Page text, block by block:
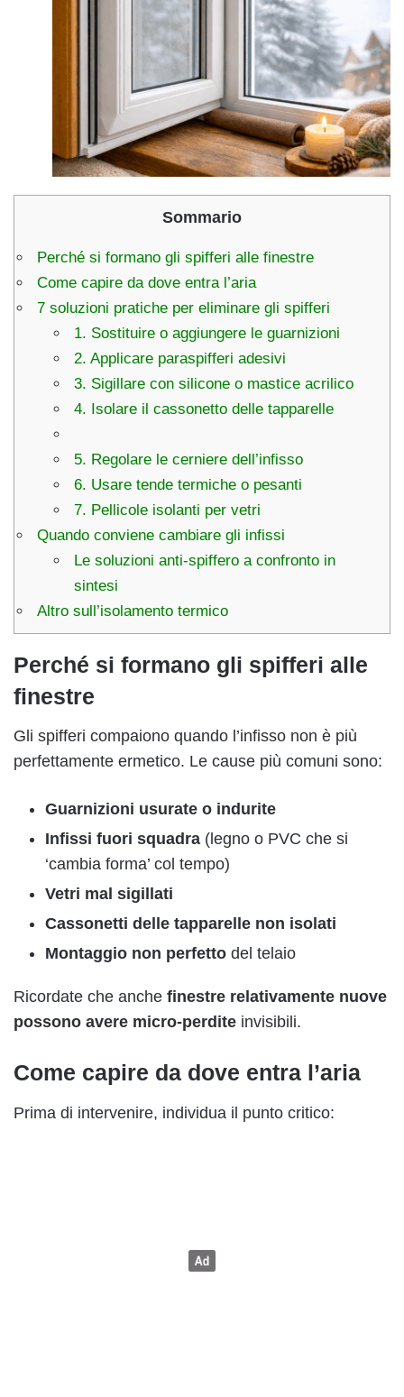
Sommario
Perché si formano gli spifferi alle finestre
Come capire da dove entra l’aria
7 soluzioni pratiche per eliminare gli spifferi
1. Sostituire o aggiungere le guarnizioni
2. Applicare paraspifferi adesivi
3. Sigillare con silicone o mastice acrilico
4. Isolare il cassonetto delle tapparelle
5. Regolare le cerniere dell’infisso
6. Usare tende termiche o pesanti
7. Pellicole isolanti per vetri
Quando conviene cambiare gli infissi
Le soluzioni anti-spiffero a confronto in
sintesi
Altro sull’isolamento termico
Perché si formano gli spifferi alle
finestre
Gli spifferi compaiono quando l’infisso non è più
perfettamente ermetico. Le cause più comuni sono:
Guarnizioni usurate o indurite
Infissi fuori squadra (legno o PVC che si
‘cambia forma’ col tempo)
Vetri mal sigillati
Cassonetti delle tapparelle non isolati
Montaggio non perfetto del telaio
Ricordate che anche finestre relativamente nuove
possono avere micro-perdite invisibili.
Come capire da dove entra l’aria
Prima di intervenire, individua il punto critico: